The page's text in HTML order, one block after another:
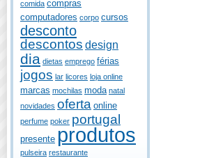
comida compras
computadores corpo cursos
desconto
descontos design
dia dietas emprego férias
jogos lar licores loja online
marcas mochilas moda natal
novidades oferta online
perfume poker portugal
presente produtos
pulseira restaurante